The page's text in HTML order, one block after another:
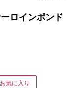
ロインポンド
お気に入り